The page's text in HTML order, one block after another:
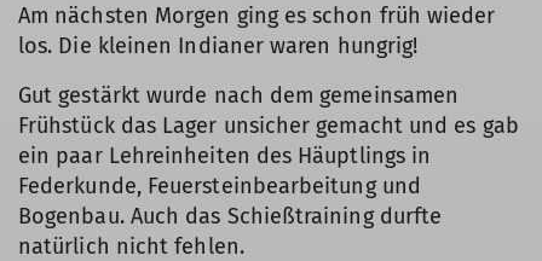
Am nächsten Morgen ging es schon früh wieder
los. Die kleinen Indianer waren hungrig!
Gut gestärkt wurde nach dem gemeinsamen
Frühstück das Lager unsicher gemacht und es gab
ein paar Lehreinheiten des Häuptlings in
Federkunde, Feuersteinbearbeitung und
Bogenbau. Auch das Schießtraining durfte
natürlich nicht fehlen.